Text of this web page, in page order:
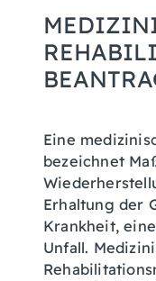
Eine
bezeichnet
Erhaltung der
Krankheit,
Unfall.